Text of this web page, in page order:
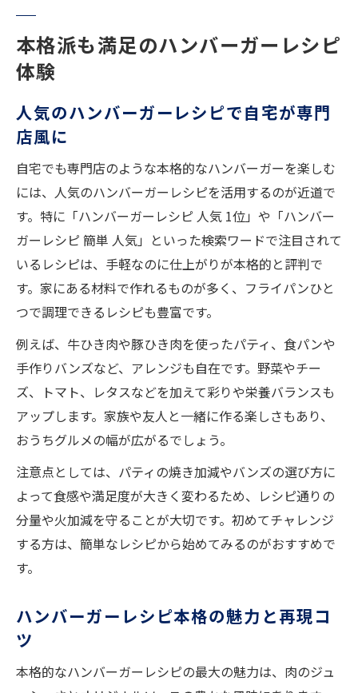
話題のハンバーガーレシピ人気1位を探る
ジューシーなパティを手軽に仕上げる技
める
ツ
ジューシーなハンバーガーパティ作りの秘
訣
人気ハンバーガーレシピで美味しいパティ
を
プロ直伝ハンバーガーパティレシピの基本
初めてでも安心簡単ハンバーガー作り方
ハンバーガー作り方簡単のポイントまとめ
初心者向け簡単ハンバーガーレシピ人気集
ハンバーガー簡単調理法で自信を持つコツ
ハンバーガーの作り方で押さえるべき基本
家族で楽しむハンバーガーレシピのアレンジ術
ハンバーガーレシピで家族向けアレンジを
提案
ハンバーガーアレンジでバリエ豊富な食卓
ハンバーガーレシピ人気の家庭版アレンジ
本格派も満足のハンバーガーレシピ
体験
人気のハンバーガーレシピで自宅が専門
店風に
自宅でも専門店のような本格的なハンバーガーを楽しむ
には、人気のハンバーガーレシピを活用するのが近道で
す。特に「ハンバーガーレシピ 人気 1位」や「ハンバー
ガーレシピ 簡単 人気」といった検索ワードで注目されて
いるレシピは、手軽なのに仕上がりが本格的と評判で
す。家にある材料で作れるものが多く、フライパンひと
つで調理できるレシピも豊富です。
例えば、牛ひき肉や豚ひき肉を使ったパティ、食パンや
手作りバンズなど、アレンジも自在です。野菜やチー
ズ、トマト、レタスなどを加えて彩りや栄養バランスも
アップします。家族や友人と一緒に作る楽しさもあり、
おうちグルメの幅が広がるでしょう。
注意点としては、パティの焼き加減やバンズの選び方に
よって食感や満足度が大きく変わるため、レシピ通りの
分量や火加減を守ることが大切です。初めてチャレンジ
する方は、簡単なレシピから始めてみるのがおすすめで
す。
ハンバーガーレシピ本格の魅力と再現コ
ツ
本格的なハンバーガーレシピの最大の魅力は、肉のジュ